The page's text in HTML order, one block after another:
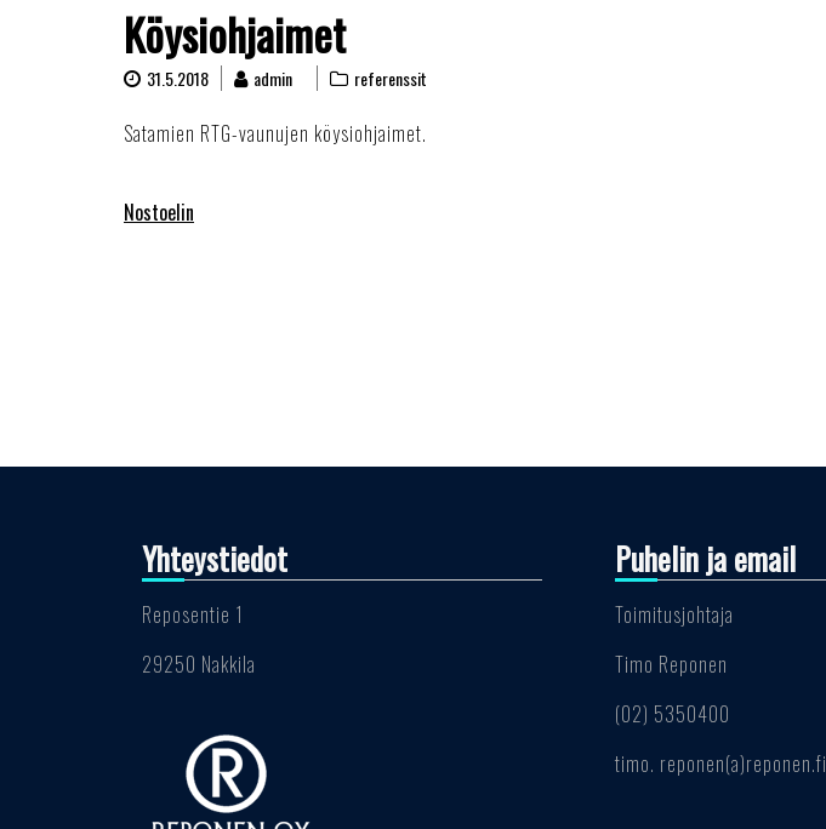
Köysiohjaimet
31.5.2018 admin referenssit
Satamien RTG-vaunujen köysiohjaimet.
Artikkelien
Nostoelin
Yhteystiedot
Reposentie 1
29250 Nakkila
Puhelin ja email
Toimitusjohtaja
Timo Reponen
(02) 5350400
timo. reponen(a)reponen.fi